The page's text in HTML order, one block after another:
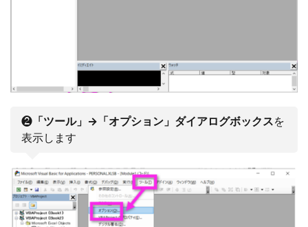
❷ 「ツール」→「オプション」ダイアログボックスを
表示します